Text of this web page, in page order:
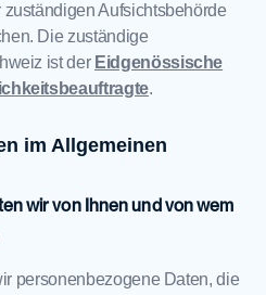
Aufsichtsbehörde
Die zuständige
ist der Eidgenössische
.
im Allgemeinen
wir von Ihnen und von wem
personenbezogene Daten, die